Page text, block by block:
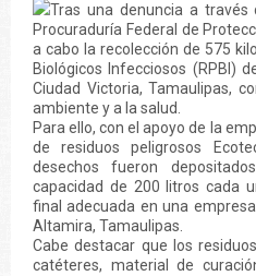
Tras una denuncia a través
Procuraduría Federal de
a cabo la recolección de 575
Biológicos Infecciosos (RPBI)
Ciudad Victoria, Tamaulipas,
ambiente y a la salud.
Para ello, con el apoyo de la
de residuos peligrosos
desechos fueron
capacidad de 200 litros cada
final adecuada en una
Altamira, Tamaulipas.
Cabe destacar que los
catéteres, material de